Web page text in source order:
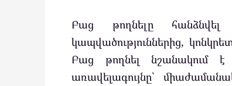
Բաց թողնելը
կապվածություններից,
Բաց թողնել նշանակում է
առավելագույնը՝